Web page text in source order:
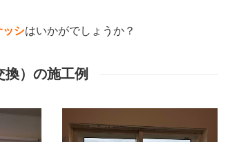
シはいかがでしょうか？
）の施工例